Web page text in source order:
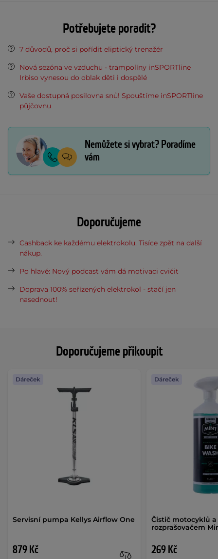
Doporučujeme přikoupit
Servisní pumpa Kellys Airflow One
879 Kč
Dáreček
Čistič motocyklů
rozprašovačem
269 Kč
Dáreček
Potřebujete poradit?
7 důvodů, proč si pořídit eliptický trenažér
Nová sezóna ve vzduchu - trampolíny inSPORTline
Irbiso vynesou do oblak děti i dospělé
Vaše dostupná posilovna snů! Spouštíme inSPORTline
půjčovnu
Nemůžete si vybrat? Poradíme
vám
Doporučujeme
Cashback ke každému elektrokolu. Tisíce zpět na další
nákup.
Po hlavě: Nový podcast vám dá motivaci cvičit
Doprava 100% seřízených elektrokol - stačí jen
nasednout!